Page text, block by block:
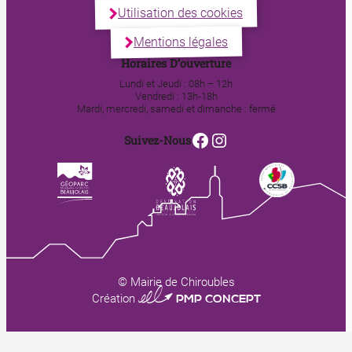
Utilisation des cookies
Mentions légales
Horaires D’ouverture
Lundi et Jeudi : 08h – 12h
Vendredi : 13h-18h
Mardi, mercredi, samedi et dimanche : fermé
Suivez-NousFacebook
Instagram
© Mairie de Chiroubles
Création 0123 PMP CONCEPT